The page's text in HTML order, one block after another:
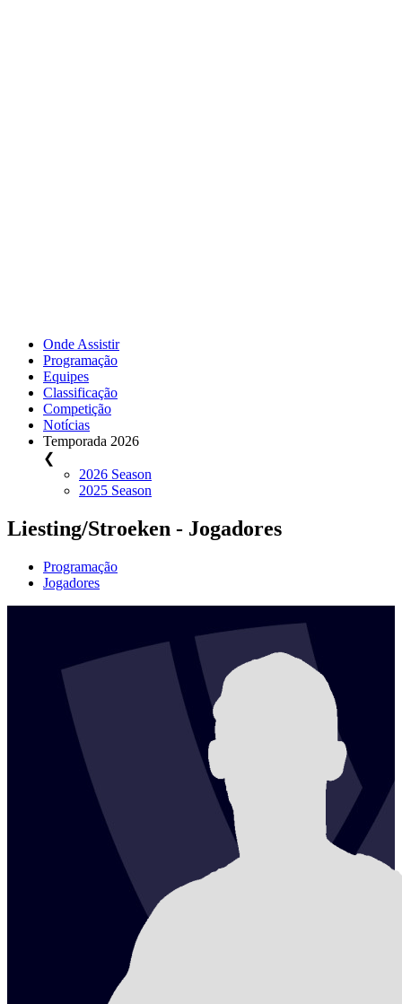
Onde Assistir
Programação
Equipes
Classificação
Competição
Notícias
Temporada 2026
❮
2026 Season
2025 Season
Liesting/Stroeken - Jogadores
Programação
Jogadores